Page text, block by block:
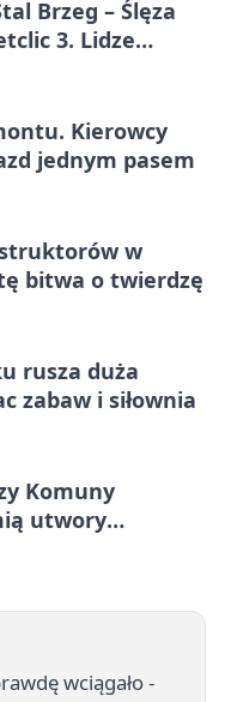
Brzeg – Ślęza
3. Lidze
Kierowcy
jednym pasem
w
bitwa o twierdzę
rusza duża
zabaw i siłownia
Komuny
utwory
wciągało -